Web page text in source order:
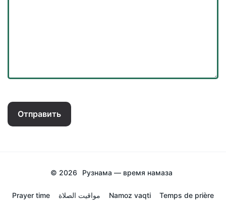
Отправить
© 2026 Рузнама — время намаза
Prayer time مواقيت الصلاة Namoz vaqti
Temps de prière